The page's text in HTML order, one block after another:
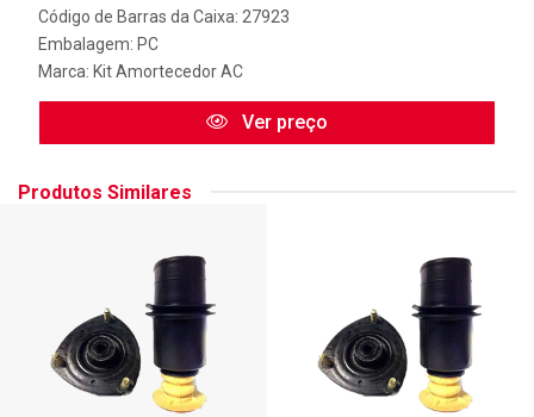
Código de Barras da Caixa: 27923
Embalagem: PC
Marca: Kit Amortecedor AC
Ver preço
Produtos Similares